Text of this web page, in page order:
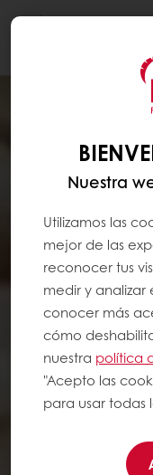
Nuestra
Utilizamos las
mejor de las
reconocer tus
medir y analizar
conocer más
cómo
nuestra política
"Acepto las
para usar todas